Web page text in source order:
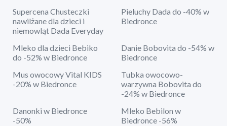
Supercena Chusteczki
nawilżane dla dzieci i
niemowląt Dada Everyday
Pieluchy Dada do -40% w
Biedronce
Mleko dla dzieci Bebiko
do -52% w Biedronce
Danie Bobovita do -54% w
Biedronce
Mus owocowy Vital KIDS
-20% w Biedronce
Tubka owocowo-
warzywna Bobovita do
-24% w Biedronce
Danonki w Biedronce
-50%
Mleko Bebilon w
Biedronce -56%